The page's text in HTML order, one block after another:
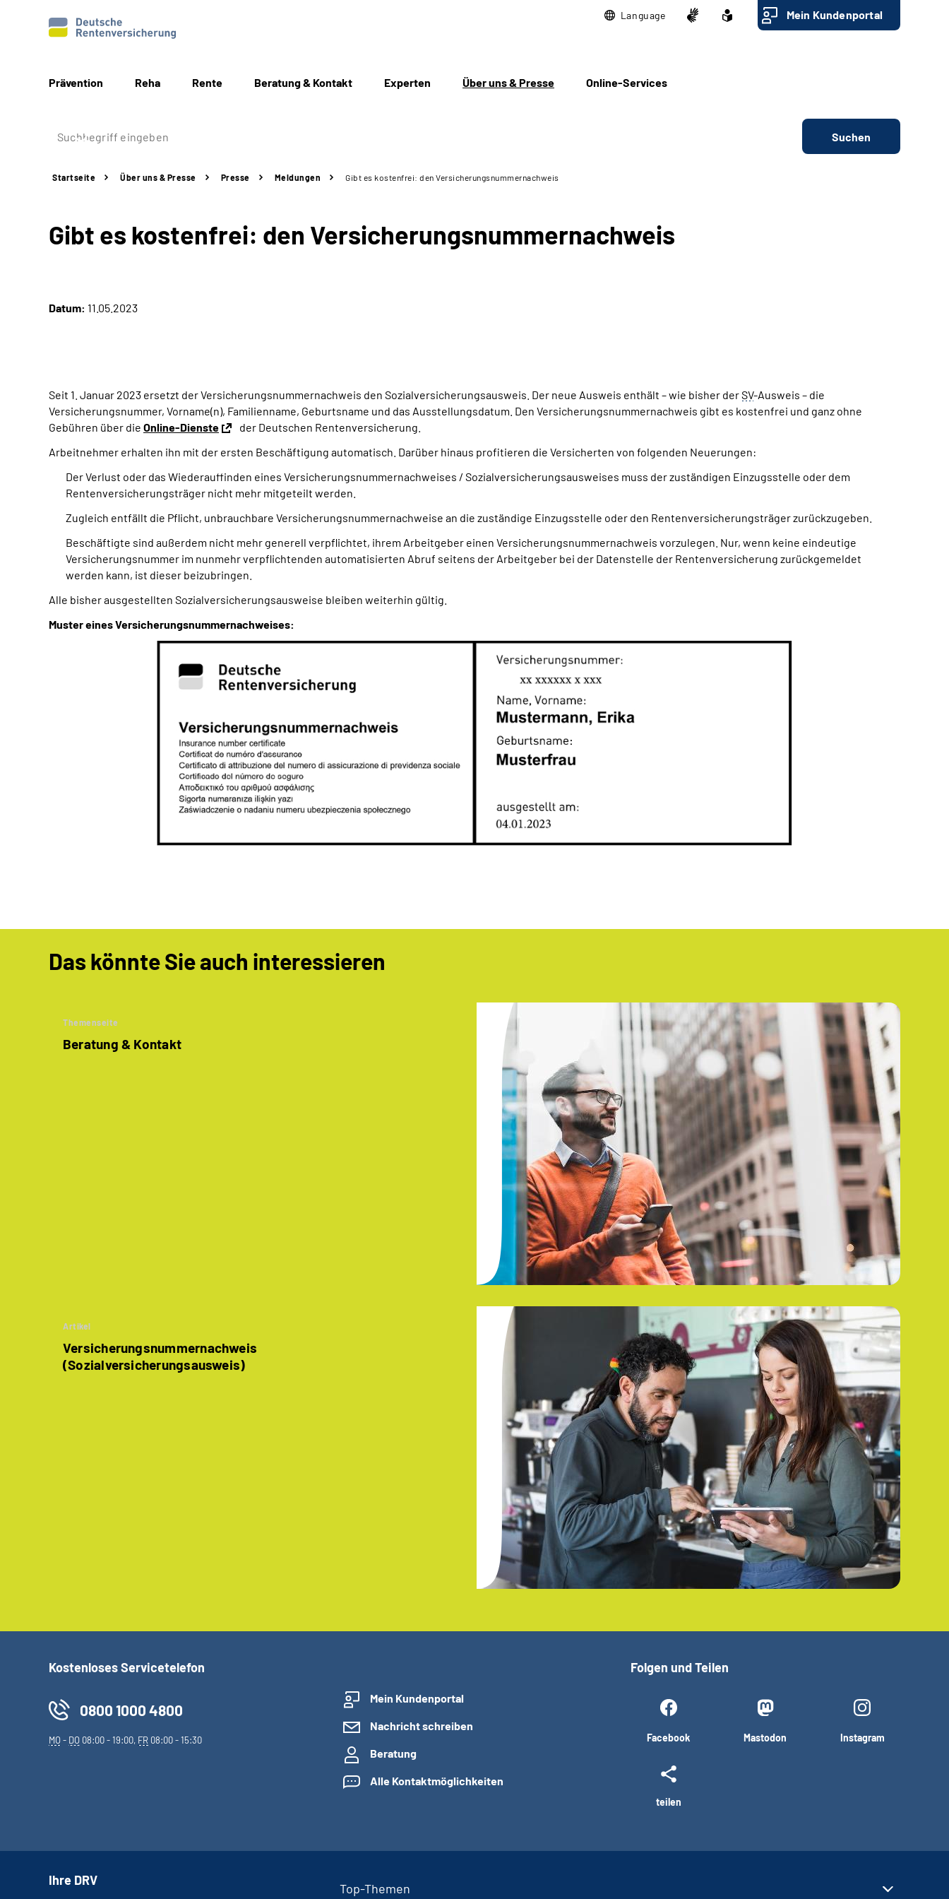
Language Mein Kundenportal
Prävention Reha Rente Beratung & Kontakt Experten Über uns & Presse Online-Services
Suchen
Startseite Über uns & Presse Presse Meldungen Gibt es kostenfrei: den Versicherungsnummernachweis
Gibt es kostenfrei: den Versicherungsnummernachweis
Datum: 11.05.2023
Seit 1. Januar 2023 ersetzt der Versicherungsnummernachweis den Sozialversicherungsausweis. Der neue Ausweis enthält – wie bisher derSV-Ausweis – die
Versicherungsnummer, Vorname(n), Familienname, Geburtsname und das Ausstellungsdatum. Den Versicherungsnummernachweis gibt es kostenfrei und ganz ohne
Gebühren über die Online-Dienste
der Deutschen Rentenversicherung.
Arbeitnehmer erhalten ihn mit der ersten Beschäftigung automatisch. Darüber hinaus profitieren die Versicherten von folgenden Neuerungen:
Der Verlust oder das Wiederauffinden eines Versicherungsnummernachweises / Sozialversicherungsausweises muss der zuständigen Einzugsstelle oder dem
Rentenversicherungsträger nicht mehr mitgeteilt werden.
Zugleich entfällt die Pflicht, unbrauchbare Versicherungsnummernachweise an die zuständige Einzugsstelle oder den Rentenversicherungsträger zurückzugeben.
Beschäftigte sind außerdem nicht mehr generell verpflichtet, ihrem Arbeitgeber einen Versicherungsnummernachweis vorzulegen. Nur, wenn keine eindeutige
Versicherungsnummer im nunmehr verpflichtenden automatisierten Abruf seitens der Arbeitgeber bei der Datenstelle der Rentenversicherung zurückgemeldet
werden kann, ist dieser beizubringen.
Alle bisher ausgestellten Sozialversicherungsausweise bleiben weiterhin gültig.
Muster eines Versicherungsnummernachweises:
Das könnte Sie auch interessieren
Themenseite
Beratung & Kontakt
Artikel
Versicherungsnummer­nachweis
(Sozialversicherungs­ausweis)
Kostenloses Servicetelefon
0800 1000 4800
MO- DO 08:00 - 19:00, FR 08:00 - 15:30
Mein Kundenportal
Nachricht schreiben
Beratung
Alle Kontaktmöglichkeiten
Folgen und Teilen
Facebook Mastodon Instagram
teilen
Top-Themen
Ihre DRV